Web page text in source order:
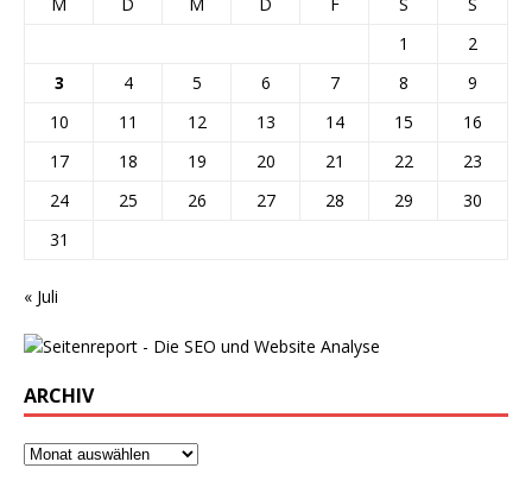
1
2
3
4 5 6 7 8
9
10
11 12 13 14 15
16
17
18 19 20 21 22
23
24
25 26 27 28 29
30
31
« Juli
ARCHIV